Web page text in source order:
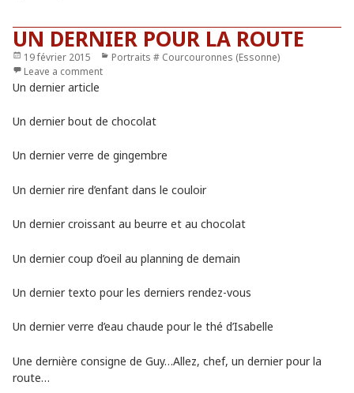
UN DERNIER POUR LA ROUTE
Publié
le
19 février 2015 Catégories
Portraits # Courcouronnes (Essonne)
Leave a comment
Un dernier article
Un dernier bout de chocolat
Un dernier verre de gingembre
Un dernier rire d’enfant dans le couloir
Un dernier croissant au beurre et au chocolat
Un dernier coup d’oeil au planning de demain
Un dernier texto pour les derniers rendez-vous
Un dernier verre d’eau chaude pour le thé d’Isabelle
Une dernière consigne de Guy…Allez, chef, un dernier pour la
route…